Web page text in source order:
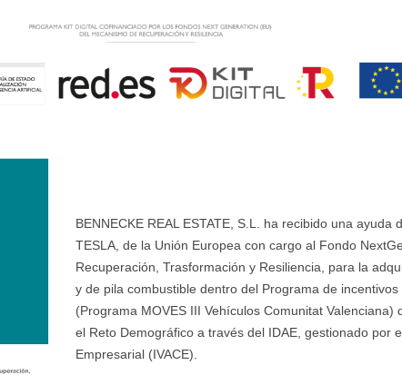
BENNECKE REAL ESTATE, S.L. ha recibido una
TESLA, de la Unión Europea con cargo al Fondo
Recuperación, Trasformación y Resiliencia, para la
y de pila combustible dentro del Programa de
(Programa MOVES III Vehículos Comunitat
el Reto Demográfico a través del IDAE, gestionado por
Empresarial (IVACE).